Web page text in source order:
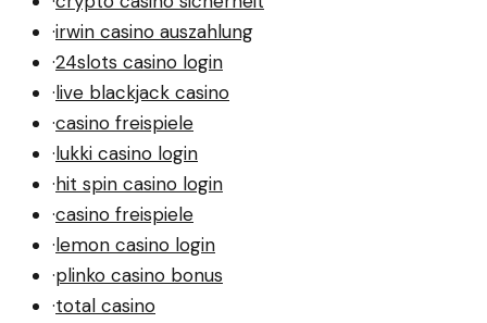
·irwin casino auszahlung
·24slots casino login
·live blackjack casino
·casino freispiele
·lukki casino login
·hit spin casino login
·casino freispiele
·lemon casino login
·plinko casino bonus
·total casino